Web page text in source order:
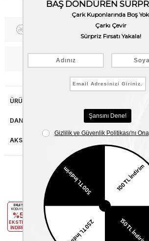
Fiyat Düşünce Haber Ver
WhatsApp’tan Bilgi Al
ÜRÜN ÖZELLIKLERI
DANIŞMA HATTI
AKSESUAR ONARIMI
Benzer Ürünler
EKLE5
KODUYLA
%5
EKSTRA
İNDİRİM
EKLE5
EKSTRA
İNDİRİM